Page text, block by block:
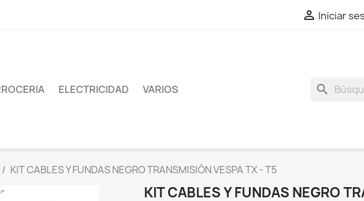
 Iniciar
ELECTRICIDAD VARIOS search
KIT CABLES Y FUNDAS NEGRO TRANSMISIÓN VESPA TX - T5
KIT CABLES Y FUNDAS NEGRO